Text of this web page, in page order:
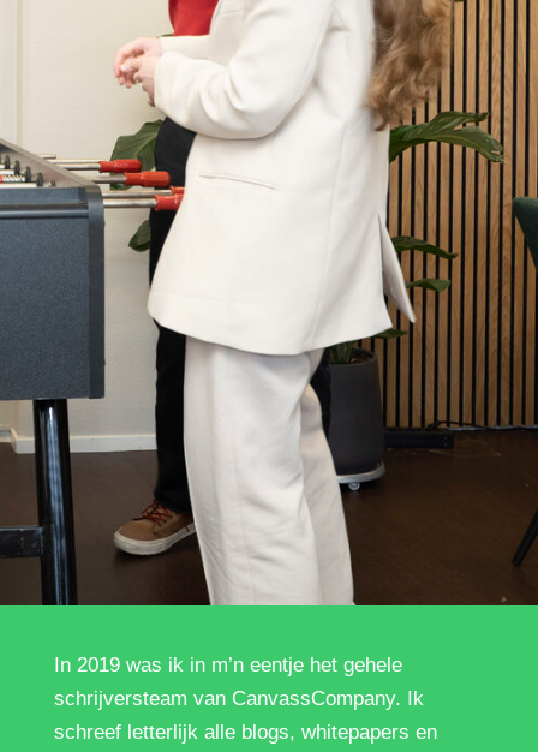
In 2019 was ik in m’n eentje het gehele
schrijversteam van CanvassCompany. Ik
schreef letterlijk alle blogs, whitepapers en